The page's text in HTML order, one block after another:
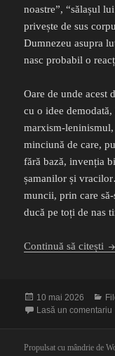
noastre”, “sălașul
privește de sus
Dumnezeu asupra
nasc probabil o
Oare de unde acest
cu o idee
marxism-leninismul,
minciună de care,
fără bază, invenția
șamanilor și
muncii, prin care
ducă pe toți de nas
Continuă să citești
Publicat
pe
10 mai 2026
Lasă un comentariu
Propulsat cu mândrie de